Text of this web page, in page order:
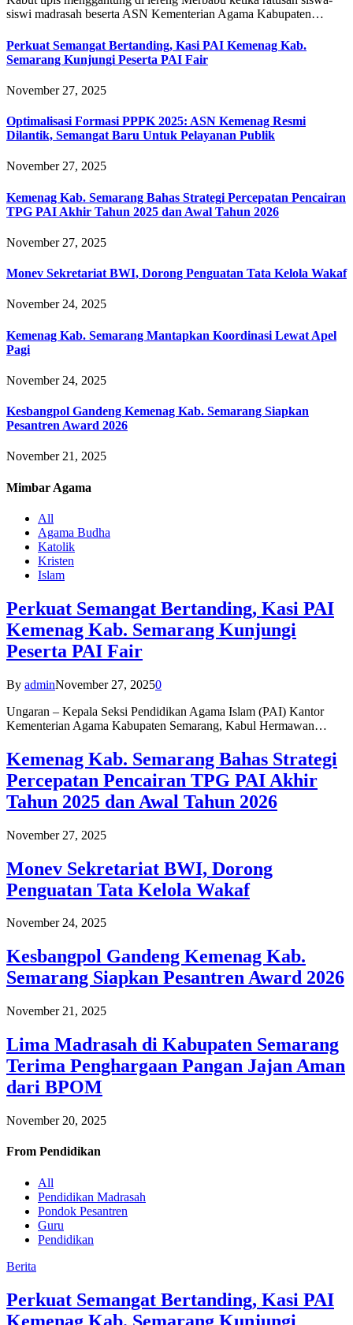
siswi madrasah beserta ASN Kementerian Agama Kabupaten…
Perkuat Semangat Bertanding, Kasi PAI Kemenag Kab.
Semarang Kunjungi Peserta PAI Fair
November 27, 2025
Optimalisasi Formasi PPPK 2025: ASN Kemenag Resmi
Dilantik, Semangat Baru Untuk Pelayanan Publik
November 27, 2025
Kemenag Kab. Semarang Bahas Strategi Percepatan Pencairan
TPG PAI Akhir Tahun 2025 dan Awal Tahun 2026
November 27, 2025
Monev Sekretariat BWI, Dorong Penguatan Tata Kelola Wakaf
November 24, 2025
Kemenag Kab. Semarang Mantapkan Koordinasi Lewat Apel
Pagi
November 24, 2025
Kesbangpol Gandeng Kemenag Kab. Semarang Siapkan
Pesantren Award 2026
November 21, 2025
Mimbar Agama
All
Agama Budha
Katolik
Kristen
Islam
Perkuat Semangat Bertanding, Kasi PAI
Kemenag Kab. Semarang Kunjungi
Peserta PAI Fair
By adminNovember 27, 20250
Ungaran – Kepala Seksi Pendidikan Agama Islam (PAI) Kantor
Kementerian Agama Kabupaten Semarang, Kabul Hermawan…
Kemenag Kab. Semarang Bahas Strategi
Percepatan Pencairan TPG PAI Akhir
Tahun 2025 dan Awal Tahun 2026
November 27, 2025
Monev Sekretariat BWI, Dorong
Penguatan Tata Kelola Wakaf
November 24, 2025
Kesbangpol Gandeng Kemenag Kab.
Semarang Siapkan Pesantren Award 2026
November 21, 2025
Lima Madrasah di Kabupaten Semarang
Terima Penghargaan Pangan Jajan Aman
dari BPOM
November 20, 2025
From Pendidikan
All
Pendidikan Madrasah
Pondok Pesantren
Guru
Pendidikan
Berita
Perkuat Semangat Bertanding, Kasi PAI
Kemenag Kab. Semarang Kunjungi